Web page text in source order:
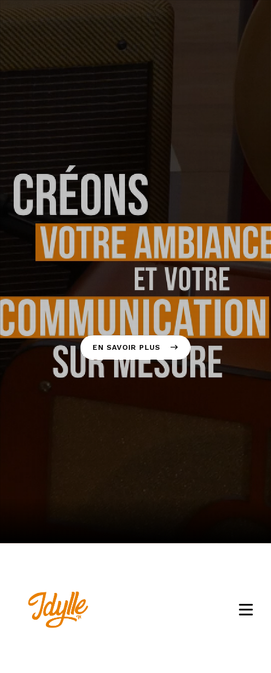
EN SAVOIR PLUS
ACCUEIL
À PROPOS
NOS PRODUITS